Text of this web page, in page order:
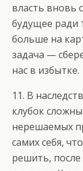
власть вновь
будущее ради
больше на
задача —
нас в избытке.
11. В
клубок
нерешаемых
самих себя,
решить, после